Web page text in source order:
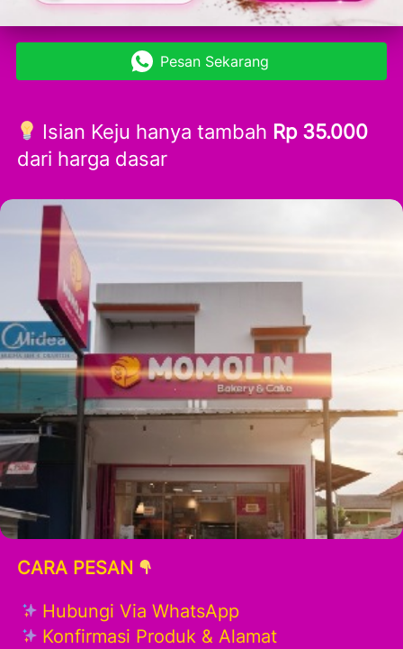
` Pesan Sekarang
Isian Keju hanya tambah Rp 35.000
dari harga dasar
CARA PESAN
Hubungi Via WhatsApp
Konfirmasi Produk & Alamat